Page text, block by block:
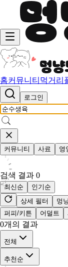
홈커뮤니티 먹거리
로그인
커뮤니티 사료 영
검색 결과 0
최신순
인기순
상세 필터
멍
퍼피/키튼
어덜트
0개의 결과
전체
추천순